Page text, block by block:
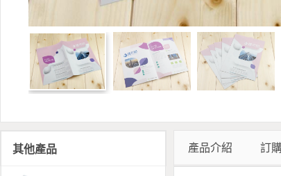
其他產品 產品介紹 訂